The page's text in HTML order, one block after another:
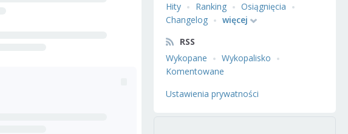
Hity
Ranking
Osiągnięcia
Changelog
więcej
RSS
Wykopane
Wykopalisko
Komentowane
Ustawienia prywatności